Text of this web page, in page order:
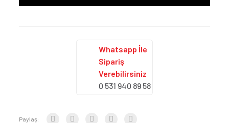
Whatsapp İle
Sipariş
Verebilirsiniz
0 531 940 89 58
Paylaş: